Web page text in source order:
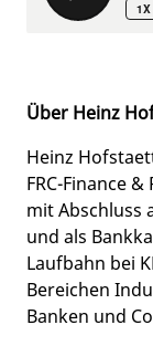
Über Heinz
Heinz
FRC-Finance
mit Abschluss
und als
Laufbahn bei
Bereichen
Banken und